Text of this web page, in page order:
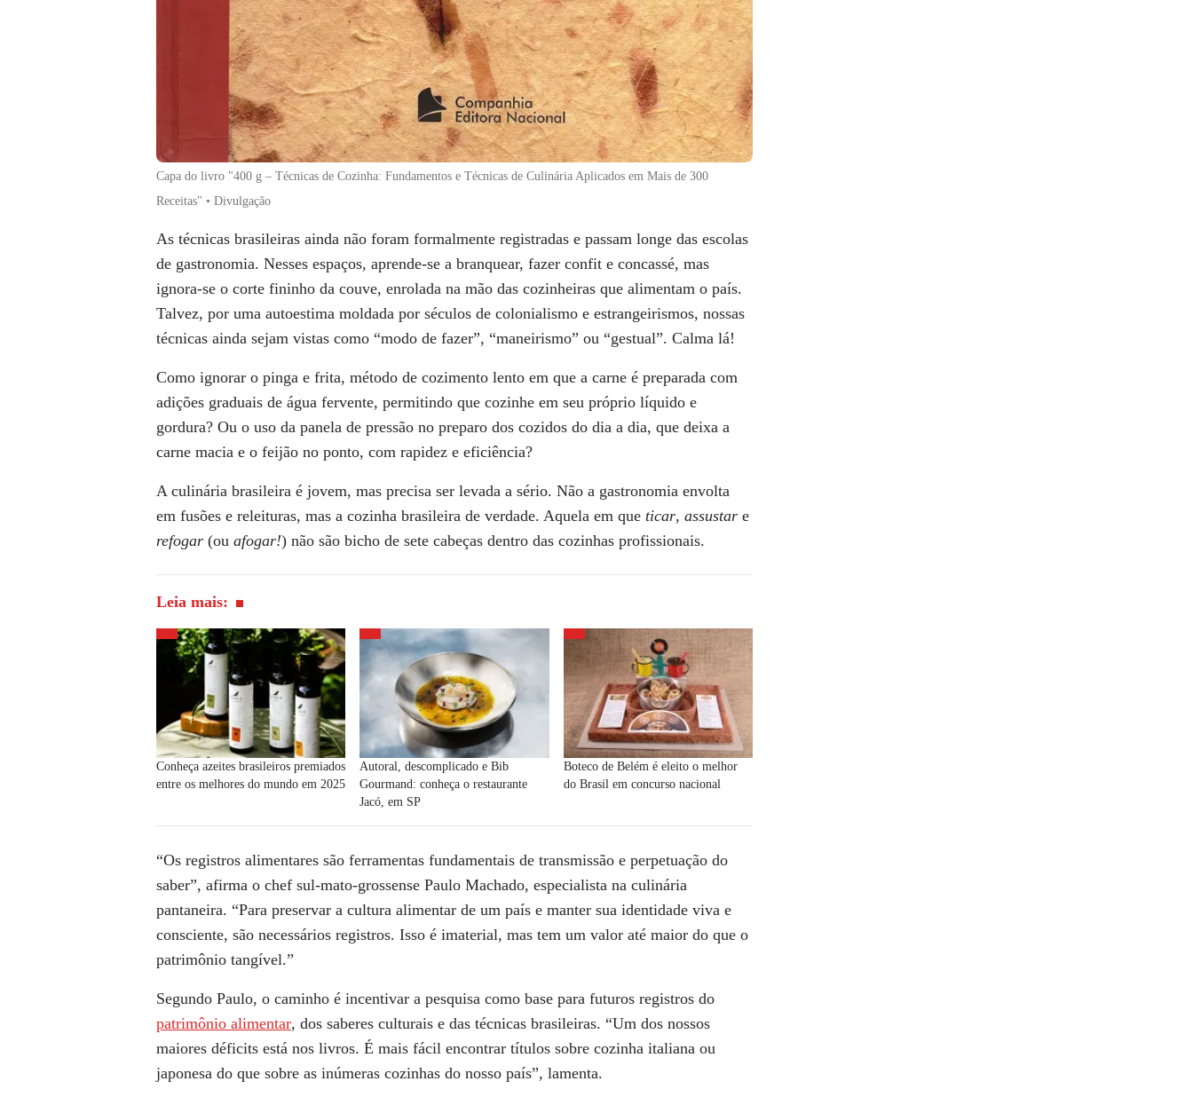
Capa do livro "400 g – Técnicas de Cozinha: Fundamentos e Técnicas de Culinária Aplicados em Mais de 300
Receitas" • Divulgação
As técnicas brasileiras ainda não foram formalmente registradas e passam longe das escolas
de gastronomia. Nesses espaços, aprende-se a branquear, fazer confit e concassé, mas
ignora-se o corte fininho da couve, enrolada na mão das cozinheiras que alimentam o país.
Talvez, por uma autoestima moldada por séculos de colonialismo e estrangeirismos, nossas
técnicas ainda sejam vistas como “modo de fazer”, “maneirismo” ou “gestual”. Calma lá!
Como ignorar o pinga e frita, método de cozimento lento em que a carne é preparada com
adições graduais de água fervente, permitindo que cozinhe em seu próprio líquido e
gordura? Ou o uso da panela de pressão no preparo dos cozidos do dia a dia, que deixa a
carne macia e o feijão no ponto, com rapidez e eficiência?
A culinária brasileira é jovem, mas precisa ser levada a sério. Não a gastronomia envolta
em fusões e releituras, mas a cozinha brasileira de verdade. Aquela em que ticar, assustar e
refogar (ou afogar!) não são bicho de sete cabeças dentro das cozinhas profissionais.
Leia mais:
Conheça azeites brasileiros premiados
entre os melhores do mundo em 2025
Autoral, descomplicado e Bib
Gourmand: conheça o restaurante
Jacó, em SP
Boteco de Belém é eleito o melhor
do Brasil em concurso nacional
“Os registros alimentares são ferramentas fundamentais de transmissão e perpetuação do
saber”, afirma o chef sul-mato-grossense Paulo Machado, especialista na culinária
pantaneira. “Para preservar a cultura alimentar de um país e manter sua identidade viva e
consciente, são necessários registros. Isso é imaterial, mas tem um valor até maior do que o
patrimônio tangível.”
Segundo Paulo, o caminho é incentivar a pesquisa como base para futuros registros do
patrimônio alimentar, dos saberes culturais e das técnicas brasileiras. “Um dos nossos
maiores déficits está nos livros. É mais fácil encontrar títulos sobre cozinha italiana ou
japonesa do que sobre as inúmeras cozinhas do nosso país”, lamenta.